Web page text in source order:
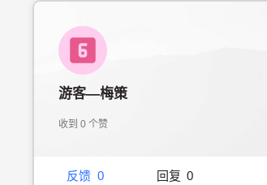
游客—梅策
收到 0 个赞
反馈 0 回复 0